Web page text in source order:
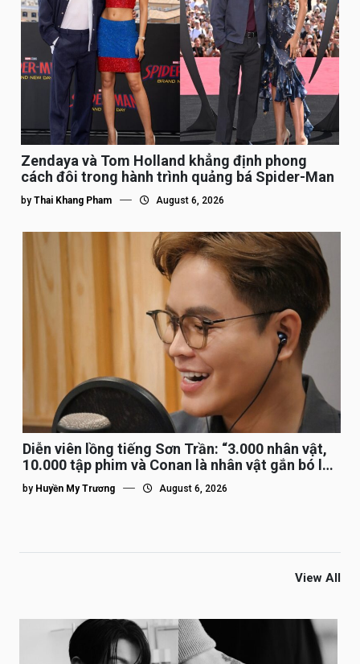
Zendaya và Tom Holland khẳng định phong
cách đôi trong hành trình quảng bá Spider-Man
by Thai Khang Pham August 6, 2026
Diễn viên lồng tiếng Sơn Trần: “3.000 nhân vật,
10.000 tập phim và Conan là nhân vật gắn bó lâu
nhất”
by Huyền My Trương August 6, 2026
View All